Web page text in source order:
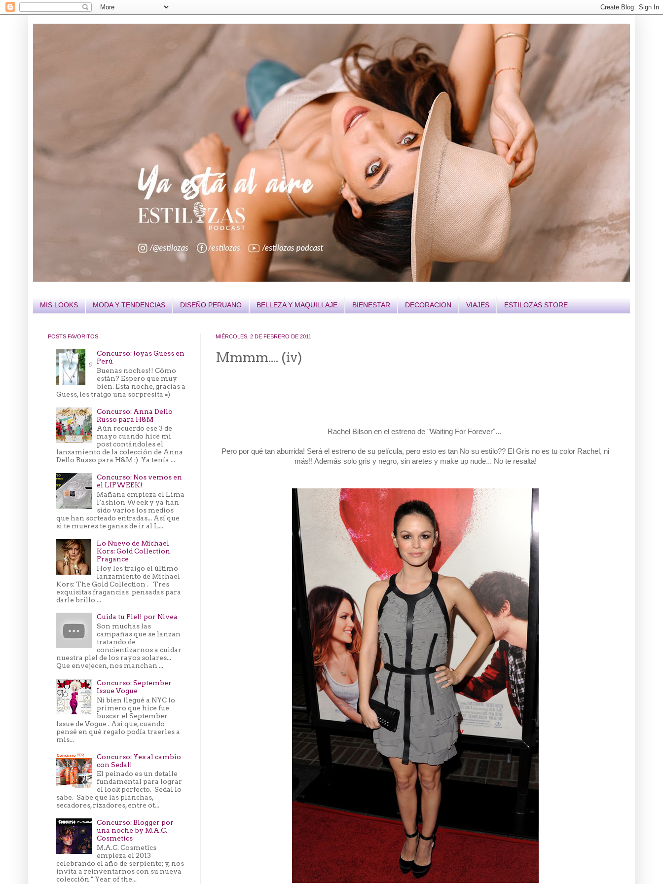
MIS LOOKS MODA Y TENDENCIAS DISEÑO PERUANO BELLEZA Y MAQUILLAJE BIENESTAR DECORACION VIAJES ESTILOZAS STORE
MIÉRCOLES, 2 DE FEBRERO DE 2011
Mmmm.... (iv)
Rachel Bilson en el estreno de "Waiting For Forever"...
Pero por qué tan aburrida! Será el estreno de su película, pero esto es tan No su estilo?? El Gris no es tu color Rachel, ni
más!! Además solo gris y negro, sin aretes y make up nude... No te resalta!
POSTS FAVORITOS
Concurso: Joyas Guess en
Perú
Buenas noches!! Cómo
están? Espero que muy
bien. Esta noche, gracias a
Guess, les traigo una sorpresita =)
Concurso: Anna Dello
Russo para H&M
Aún recuerdo ese 3 de
mayo cuando hice mi
post contándoles el
lanzamiento de la colección de Anna
Dello Russo para H&M :) Ya tenía ...
Concurso: Nos vemos en
el LIFWEEK!
Mañana empieza el Lima
Fashion Week y ya han
sido varios los medios
que han sorteado entradas... Así que
si te mueres te ganas de ir al L...
Lo Nuevo de Michael
Kors: Gold Collection
Fragance
Hoy les traigo el último
lanzamiento de Michael
Kors: The Gold Collection . Tres
exquisitas fragancias pensadas para
darle brillo ...
Cuida tu Piel! por Nivea
Son muchas las
campañas que se lanzan
tratando de
concientizarnos a cuidar
nuestra piel de los rayos solares...
Que envejecen, nos manchan ...
Concurso: September
Issue Vogue
Ni bien llegué a NYC lo
primero que hice fue
buscar el September
Issue de Vogue . Así que, cuando
pensé en qué regalo podía traerles a
mis...
Concurso: Yes al cambio
con Sedal!
El peinado es un detalle
fundamental para lograr
el look perfecto. Sedal lo
sabe. Sabe que las planchas,
secadores, rizadores, entre ot...
Concurso: Blogger por
una noche by M.A.C.
Cosmetics
M.A.C. Cosmetics
empieza el 2013
celebrando el año de serpiente; y, nos
invita a reinventarnos con su nueva
colección " Year of the...